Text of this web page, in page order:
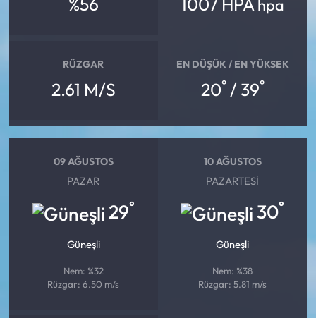
hpa
RÜZGAR
2.61 M/S
EN DÜŞÜK / EN YÜKSEK
20°/ 39°
09 AĞUSTOS
PAZAR
29°
Güneşli
Nem: %32
Rüzgar: 6.50 m/s
10 AĞUSTOS
PAZARTESI
30°
Güneşli
Nem: %38
Rüzgar: 5.81 m/s